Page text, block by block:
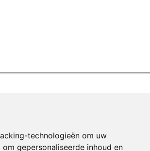
technologieën om uw
gepersonaliseerde inhoud en